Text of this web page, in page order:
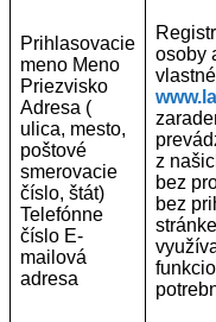
Prihlasovacie
meno Meno
Priezvisko
Adresa (
ulica, mesto,
poštové
smerovacie
číslo, štát)
Telefónne
číslo E-
mailová
adresa
osoby
z
bez
bez